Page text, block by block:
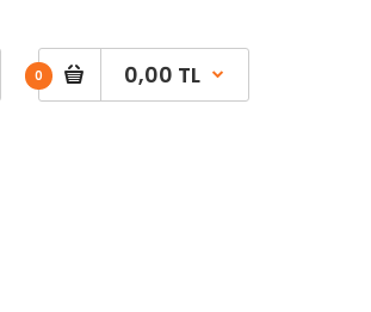
0 0,00 TL